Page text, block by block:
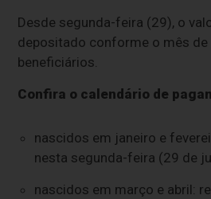
Desde segunda-feira (29), o
depositado conforme o mês
beneficiários.
Confira o calendário de
nascidos em janeiro e
nesta segunda-feira (29 de
nascidos em março e abril: